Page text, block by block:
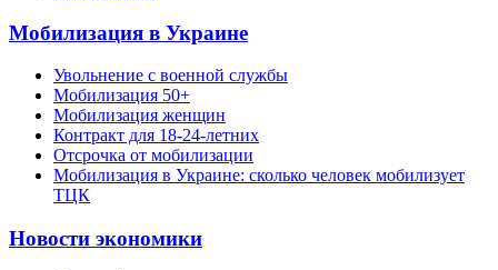
Мобилизация в Украине
Увольнение с военной службы
Мобилизация 50+
Мобилизация женщин
Контракт для 18-24-летних
Отсрочка от мобилизации
Мобилизация в Украине: сколько человек мобилизует
ТЦК
Новости экономики